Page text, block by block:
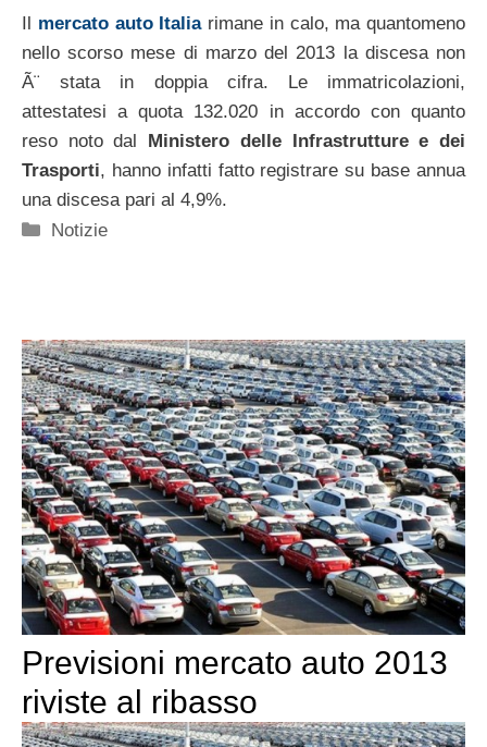
Il mercato auto Italiarimane in calo, ma quantomeno
nello scorso mese di marzo del 2013 la discesa non
Ã¨ stata in doppia cifra. Le immatricolazioni,
attestatesi a quota 132.020 in accordo con quanto
reso noto dal Ministero delle Infrastrutture e dei
Trasporti, hanno infatti fatto registrare su base annua
una discesa pari al 4,9%.
Categorie
Notizie
Previsioni mercato auto 2013
riviste al ribasso